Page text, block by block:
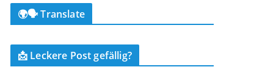
🌍🗣️ Translate
📩 Leckere Post gefällig?